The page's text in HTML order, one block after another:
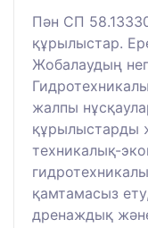
Пән СП
құрылыстар.
Жобалаудың
жалпы
құрылыстарды
техникалық-
қамтамасыз
дренаждық және